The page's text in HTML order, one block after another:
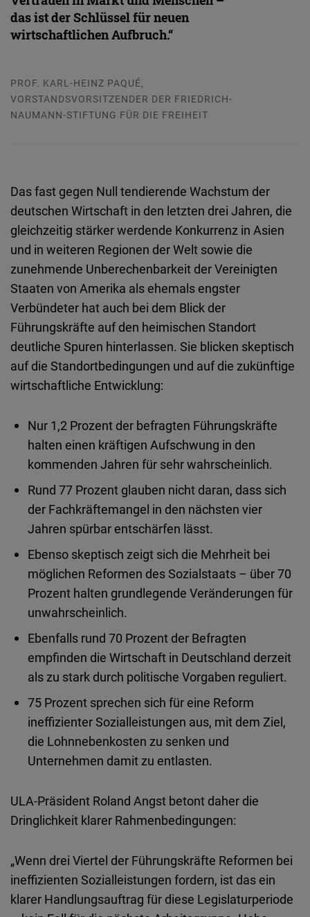
dasistder Schlüssel fürneuen
wirtschaftlichen Aufbruch.“
PROF. KARL-HEINZ PAQUÉ,
VORSTANDSVORSITZENDER DER FRIEDRICH-
NAUMANN-STIFTUNG FÜR DIE FREIHEIT
Das fast gegen Null tendierende Wachstum der
deutschen Wirtschaft in den letzten drei Jahren, die
gleichzeitig stärkerwerdende Konkurrenz in Asien
und in weiteren Regionen der Welt sowie die
zunehmende Unberechenbarkeit derVereinigten
Staaten von Amerika als ehemals engster
Verbündeter hat auch bei dem Blick der
Führungskräfte auf den heimischen Standort
deutliche Spuren hinterlassen. Sie blicken skeptisch
auf die Standortbedingungen und auf die zukünftige
wirtschaftliche Entwicklung:
Nur 1,2 Prozent der befragten Führungskräfte
halten einen kräftigen Aufschwung in den
kommenden Jahren für sehrwahrscheinlich.
Rund 77 Prozent glauben nicht daran, dass sich
der Fachkräftemangel in den nächsten vier
Jahren spürbar entschärfen lässt.
Ebenso skeptisch zeigt sich die Mehrheit bei
möglichen Reformen desSozialstaats – über 70
Prozent halten grundlegende Veränderungen für
unwahrscheinlich.
Ebenfalls rund 70 Prozent der Befragten
empfinden die Wirtschaft in Deutschland derzeit
alszu stark durch politische Vorgaben reguliert.
75 Prozent sprechen sich für eine Reform
ineffizienterSozialleistungen aus, mit dem Ziel,
die Lohnnebenkosten zu senken und
Unternehmen damitzu entlasten.
ULA-Präsident Roland Angst betont daher die
Dringlichkeit klarer Rahmenbedingungen:
„Wenn drei Viertel der Führungskräfte Reformen bei
ineffizienten Sozialleistungen fordern, ist das ein
klarer Handlungsauftrag für diese Legislaturperiode